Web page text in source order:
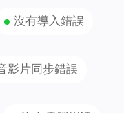
沒有導入錯誤
影片同步錯誤